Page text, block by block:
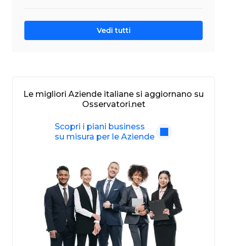
Vedi tutti
Le migliori Aziende italiane si aggiornano su
Osservatori.net
Scopri i piani business
su misura per le Aziende